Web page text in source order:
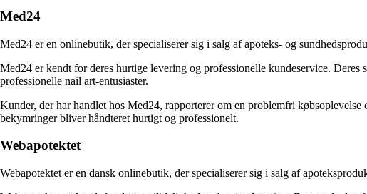
Med24
Med24 er en onlinebutik, der specialiserer sig i salg af apoteks- og
Med24 er kendt for deres hurtige levering og professionelle kundeservice.
professionelle nail art-entusiaster.
Kunder, der har handlet hos Med24, rapporterer om en problemfri
bekymringer bliver håndteret hurtigt og professionelt.
Webapotektet
Webapotektet er en dansk onlinebutik, der specialiserer sig i salg af